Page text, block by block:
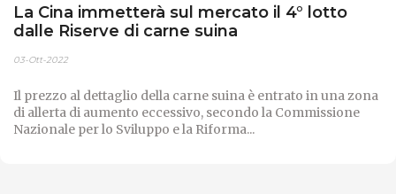
La Cina immetterà sul mercato il 4° lotto
dalle Riserve di carne suina
03-Ott-2022
Il prezzo al dettaglio della carne suina è entrato in una zona
di allerta di aumento eccessivo, secondo la Commissione
Nazionale per lo Sviluppo e la Riforma...